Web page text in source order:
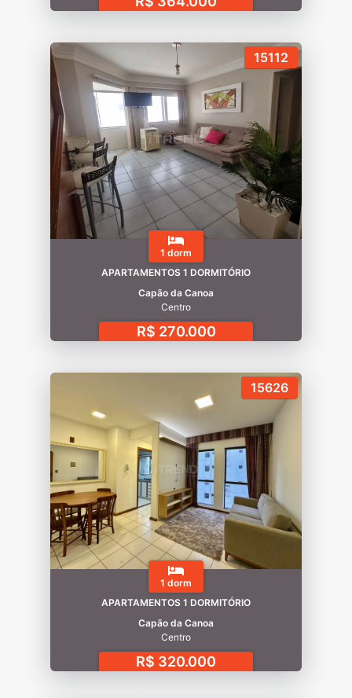
15112
1 dorm
APARTAMENTOS 1 DORMITÓRIO
Capão da Canoa
Centro
R$ 270.000
15626
1 dorm
APARTAMENTOS 1 DORMITÓRIO
Capão da Canoa
Centro
R$ 320.000